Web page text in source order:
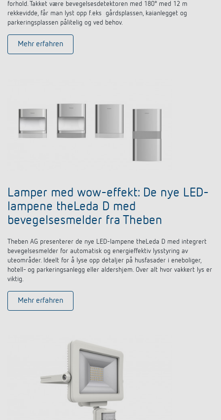
forhold. Takket være bevegelsesdetektoren med 180° med 12 m
rekkevidde, får man lyst opp f.eks gårdsplassen, kaianlegget og
parkeringsplassen pålitelig og ved behov.
Mehr erfahren
Lamper med wow-effekt: De nye LED-
lampene theLeda D med
bevegelsesmelder fra Theben
Theben AG presenterer de nye LED-lampene theLeda D med integrert
bevegelsesmelder for automatisk og energieffektiv lysstyring av
uteområder. Ideelt for å lyse opp detaljer på husfasader i eneboliger,
hotell- og parkeringsanlegg eller aldershjem. Over alt hvor vakkert lys er
viktig.
Mehr erfahren